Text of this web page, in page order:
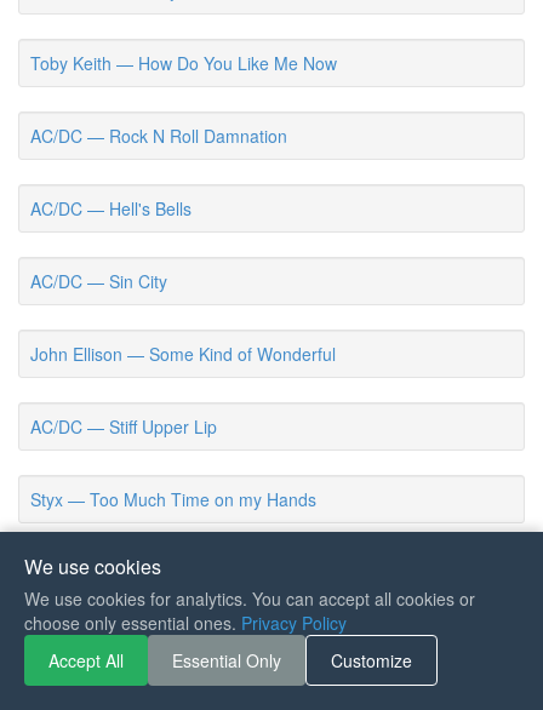
Toby Keith — How Do You Like Me Now
AC/DC — Rock N Roll Damnation
AC/DC — Hell's Bells
AC/DC — Sin City
John Ellison — Some Kind of Wonderful
AC/DC — Stiff Upper Lip
Styx — Too Much Time on my Hands
Styx — Mr Roboto
AC/DC — Problem Child
We use cookies
We use cookies for analytics. You can accept all cookies or
choose only essential ones. Privacy Policy
Accept All
Essential Only Customize